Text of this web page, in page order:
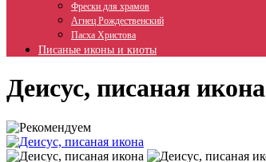
Фрески для храмов
Агнец Рождественский
Пасха Христова
Писаные иконы и киоты
Деисус, писаная икона